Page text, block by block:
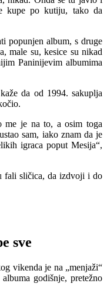
kupe po kutiju, tako da
popunjen album, s druge
male su, kesice su nikad
Paninijevim albumima
da od 1994. sakuplja
me je na to, a osim toga
sam, iako znam da je
igraca poput Mesija“,
fali sličica, da izdvoji i do
sve
vikenda je na „menjaži“
godišnje, pretežno